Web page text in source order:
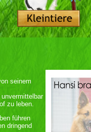
seinem
zu leben.
führen
dringend